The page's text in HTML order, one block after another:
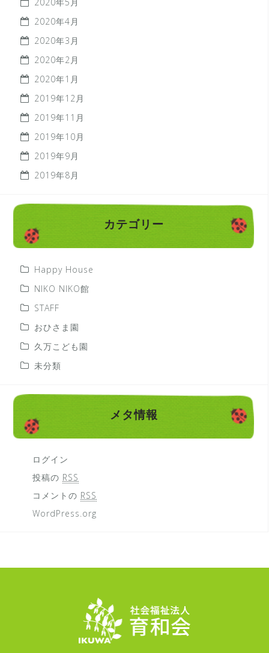
2020年4月
2020年3月
2020年2月
2020年1月
2019年12月
2019年11月
2019年10月
2019年9月
2019年8月
カテゴリー
Happy House
NIKO NIKO館
STAFF
おひさま園
久万こども園
未分類
メタ情報
ログイン
投稿の RSS
コメントの RSS
WordPress.org